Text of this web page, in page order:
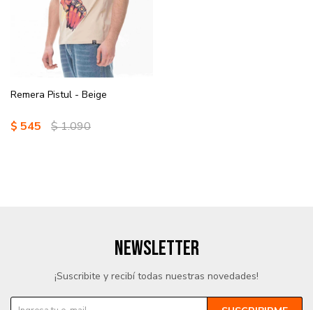
Remera Pistul - Beige
$ 545 $1.090
NEWSLETTER
¡Suscribite y recibí todas nuestras novedades!